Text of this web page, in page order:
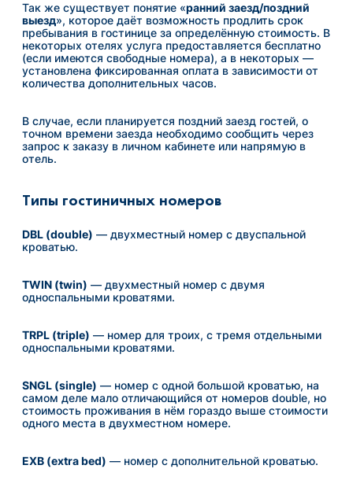
Так же существует понятие «ранний заезд/поздний
выезд», которое даёт возможность продлить срок
пребывания в гостинице за определённую стоимость. В
некоторых отелях услуга предоставляется бесплатно
(если имеются свободные номера), а в некоторых —
установлена фиксированная оплата в зависимости от
количества дополнительных часов.
В случае, если планируется поздний заезд гостей, о
точном времени заезда необходимо сообщить через
запрос к заказу в личном кабинете или напрямую в
отель.
Типы гостиничных номеров
DBL (double) — двухместный номер с двуспальной
кроватью.
TWIN (twin) — двухместный номер с двумя
односпальными кроватями.
TRPL (triple) — номер для троих, с тремя отдельными
односпальными кроватями.
SNGL (single) — номер с одной большой кроватью, на
самом деле мало отличающийся от номеров double, но
стоимость проживания в нём гораздо выше стоимости
одного места в двухместном номере.
EXB (extra bed) — номер с дополнительной кроватью.